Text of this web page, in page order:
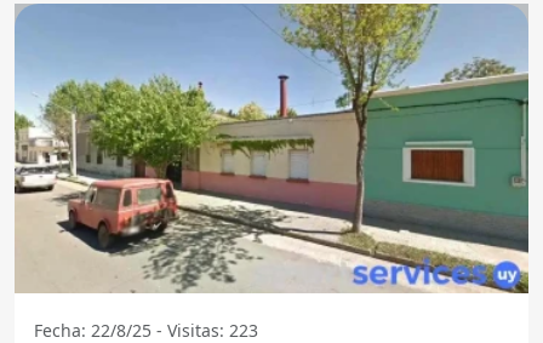
Fecha: 22/8/25 - Visitas: 223